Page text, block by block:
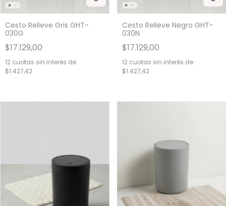
Cesto Relieve Gris GHT-
030G
$17.129,00
12 cuotas sin interés de
$1.427,42
Cesto Relieve Negro GHT-
030N
$17.129,00
12 cuotas sin interés de
$1.427,42